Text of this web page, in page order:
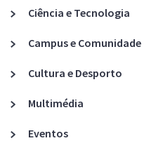
Ciência e Tecnologia
Campus e Comunidade
Cultura e Desporto
Multimédia
Eventos